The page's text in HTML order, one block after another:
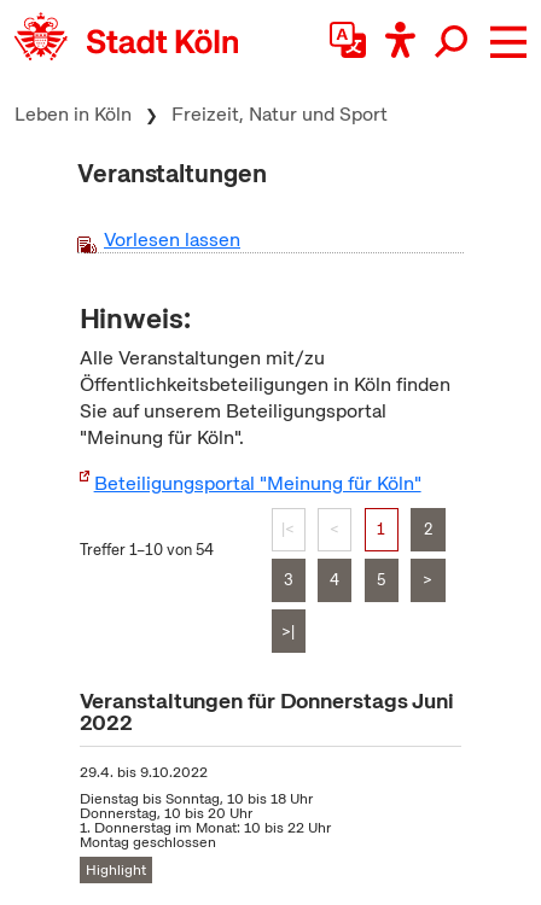
zum Inhalt springen
Leben in Köln Freizeit, Natur und Sport
Veranstaltungen
Vorlesen lassen
Hinweis:
Alle Veranstaltungen mit/zu
Öffentlichkeitsbeteiligungen in Köln finden
Sie auf unserem Beteiligungsportal
"Meinung für Köln".
Beteiligungsportal "Meinung für Köln"
Treffer 1–10 von 54
|< < 1 2
3 4 5 >
>|
Veranstaltungen für Donnerstags Juni
2022
29.4. bis9.10.2022
Dienstag bis Sonntag, 10 bis 18 Uhr
Donnerstag, 10 bis 20 Uhr
1. Donnerstag im Monat: 10 bis 22 Uhr
Montag geschlossen
Highlight